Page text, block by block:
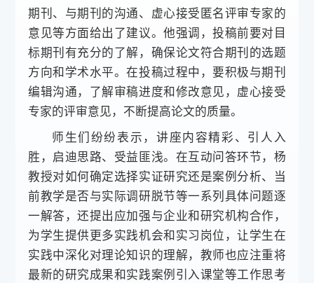
期刊、与期刊的沟通、虚心接受匿名评审专家的
意见等方面给出了建议。他强调，投稿前要对目
标期刊有充分的了解，确保论文符合期刊的选题
方向和学术水平。在投稿过程中，要积极与期刊
编辑沟通，了解审稿进度和修改意见，虚心接受
专家的评审意见，不断提高论文的质量。
师生们纷纷表示，讲座内容精彩、引人入
胜，启迪思路、受益匪浅。在互动问答环节，杨
教授对如何确定选择实证研究还是案例分析、当
前教学是否与实际调研脱节等一系列具体问题逐
一解答，还提出应加强与企业和研究机构合作，
为学生提供更多实践机会和实习岗位，让学生在
实践中深化对理论知识的理解，教师也应注重将
最新的研究成果和实践案例引入课堂等工作思考